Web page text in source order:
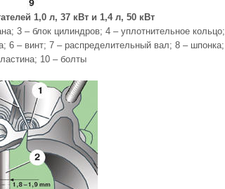
1,0 л, 37 кВт и 1,4 л, 50 кВт
3 – блок цилиндров; 4 – уплотнительное кольцо;
6 – винт; 7 – распределительный вал; 8 – шпонка;
10 – болты